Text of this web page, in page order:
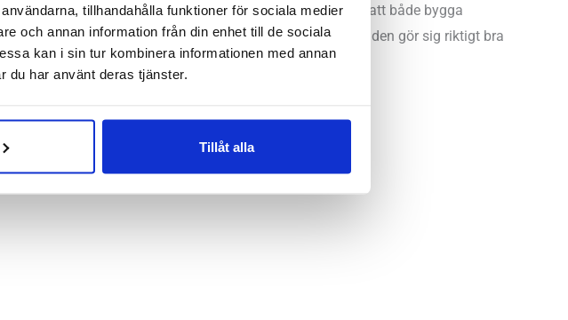
tillhandahålla funktioner för sociala medier
och annan information från din enhet till de sociala
kan i sin tur kombinera informationen med annan
du har använt deras tjänster.
Tillåt alla
Om du vill jobba med funktionell träning för att både bygga
basen i träningsutrustningen. De här lite längre banden gör sig riktigt bra
också väl till träning av både rygg, ben och bål.